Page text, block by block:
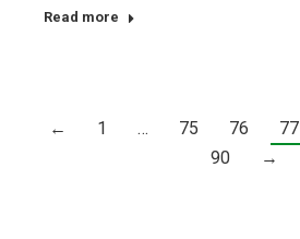
Read more
← 1 … 75 76 77
90
→